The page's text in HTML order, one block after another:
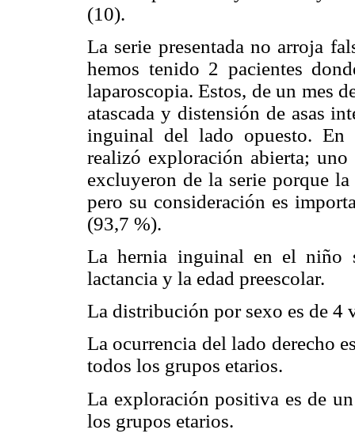
(10).
La serie presentada no arroja
hemos tenido 2 pacientes
laparoscopia. Estos, de un mes
atascada y distensión de asas
inguinal del lado opuesto. En
realizó exploración abierta;
excluyeron de la serie porque
pero su consideración es
(93,7 %).
La hernia inguinal en el niño
lactancia y la edad preescolar.
La distribución por sexo es de 4
La ocurrencia del lado derecho
todos los grupos etarios.
La exploración positiva es de
los grupos etarios.